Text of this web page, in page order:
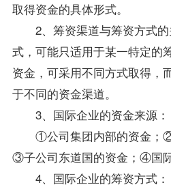
取得资金的具体形式。
2、筹资渠道与筹资方式的
式，可能只适用于某一特定的
资金，可采用不同方式取得，
于不同的资金渠道。
3、国际企业的资金来源：
①公司集团内部的资金；②
③子公司东道国的资金；④国
4、国际企业的筹资方式：